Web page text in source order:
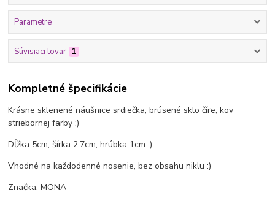
Parametre
Súvisiaci tovar 1
Kompletné špecifikácie
Krásne sklenené náušnice srdiečka, brúsené sklo číre, kov
striebornej farby :)
Dĺžka 5cm, šírka 2,7cm, hrúbka 1cm :)
Vhodné na každodenné nosenie, bez obsahu niklu :)
Značka: MONA